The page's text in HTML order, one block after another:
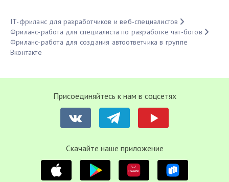
IT-фриланс для разработчиков и веб-специалистов
Фриланс-работа для специалиста по разработке чат-ботов
Фриланс-работа для создания автоответчика в группе
Вконтакте
Присоединяйтесь к нам в соцсетях
Cкачайте наше приложение